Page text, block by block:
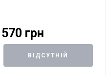
570 грн
ВІДСУТНІЙ